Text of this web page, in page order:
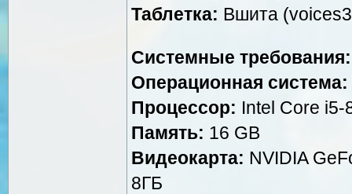
Таблетка: Вшита
Системные требования:
Операционная система:
Процессор: Intel Core i5-
Память: 16 GB
Видеокарта: NVIDIA
8ГБ